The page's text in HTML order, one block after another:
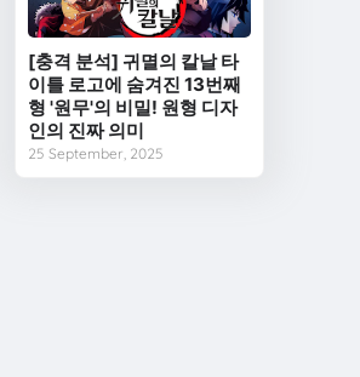
[충격 분석] 귀멸의 칼날 타
이틀 로고에 숨겨진 13번째
형 '원무'의 비밀! 원형 디자
인의 진짜 의미
25 September, 2025